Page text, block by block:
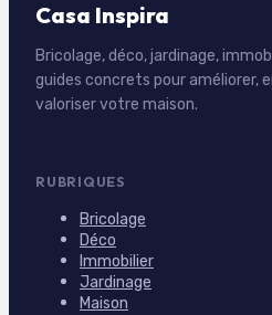
Casa Inspira
Bricolage, déco, jardinage,
guides concrets pour améliorer,
valoriser votre maison.
RUBRIQUES
Bricolage
Déco
Immobilier
Jardinage
Maison